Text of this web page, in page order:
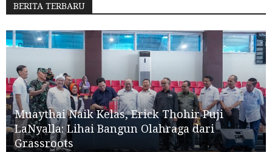
BERITA TERBARU
Muaythai Naik Kelas, Erick Thohir Puji
LaNyalla: Lihai Bangun Olahraga dari
Grassroots